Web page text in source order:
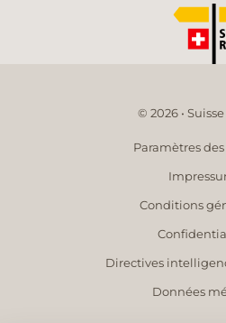
© 2026 •
Paramètres
Conditions
Directives
Données